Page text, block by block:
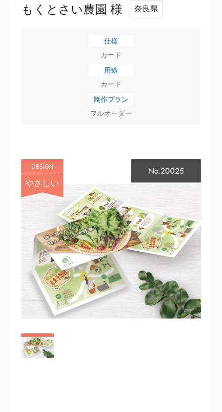
もくとさい農園 様 奈良県
仕様
カード
用途
カード
制作プラン
フルオーダー
DESIGN
やさしい
No.20025